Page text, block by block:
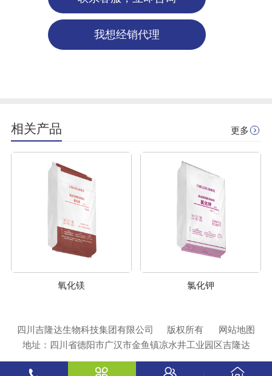
我想经销代理
相关产品 更多
氧化镁 氯化钾
四川吉隆达生物科技集团有限公司 版权所有
网站地图
地址：四川省德阳市广汉市金鱼镇凉水井工业园区吉隆达